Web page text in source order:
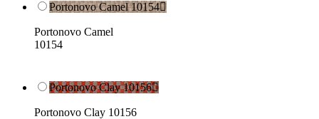
Portonovo Camel 10154
Portonovo Camel
10154
Portonovo Clay 10156
Portonovo Clay 10156